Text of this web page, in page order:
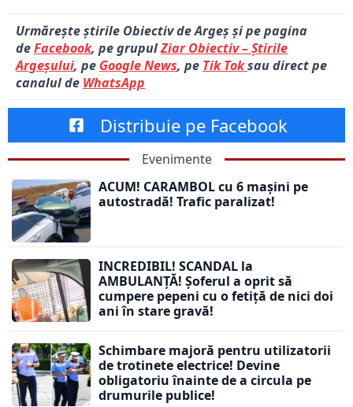
Urmărește știrile Obiectiv de Argeș și pe pagina
deFacebook, pe grupulZiar Obiectiv – Știrile
Argeșului, pe Google News, pe Tik Toksau direct pe
canalul de WhatsApp
Distribuie pe Facebook
Evenimente
ACUM! CARAMBOL cu 6 mașini pe
autostradă! Trafic paralizat!
INCREDIBIL! SCANDAL la
AMBULANȚĂ! Șoferul a oprit să
cumpere pepeni cu o fetiță de nici doi
ani în stare gravă!
Schimbare majoră pentru utilizatorii
de trotinete electrice! Devine
obligatoriu înainte de a circula pe
drumurile publice!